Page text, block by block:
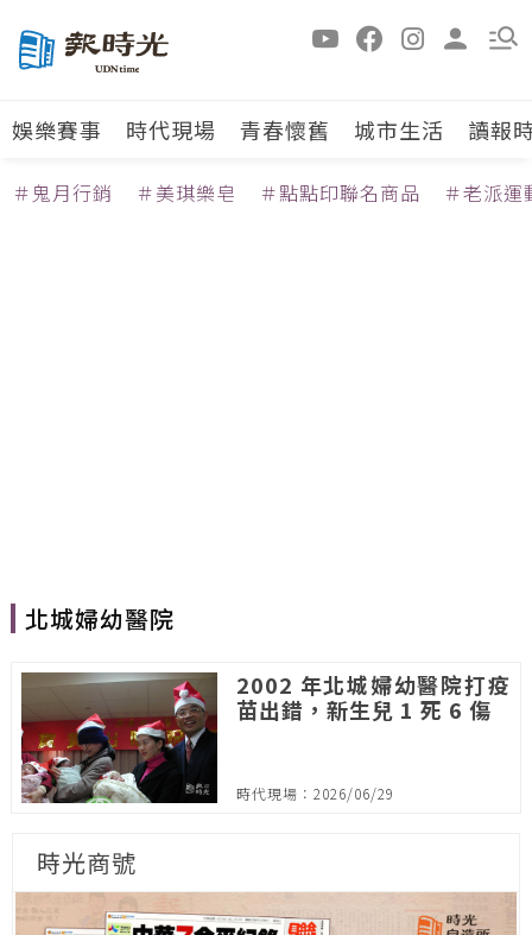
娛樂賽事 時代現場 青春懷舊 城市生活 讀報
＃鬼月行銷 ＃美琪樂皂 ＃點點印聯名商品 ＃老派運
北城婦幼醫院
2002 年北城婦幼醫院打疫
苗出錯，新生兒 1 死 6 傷
時代現場：2026/06/29
時光商號